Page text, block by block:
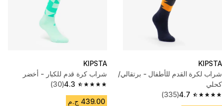
KIPSTA
شراب لكرة القدم للأطفال - برتقالي/
كحلي
4.7
4.7 out of 5 stars from 335 reviews
(335)
KIPSTA
شراب كرة قدم للكبار - أخضر
4.3
4.3 out of 5 stars from 30 reviews
(30)
439.00 ج.م